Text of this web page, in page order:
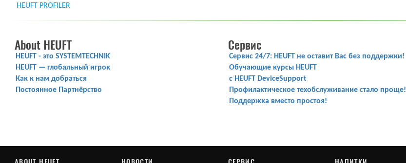
HEUFT PROFILER
About HEUFT
HEUFT - это SYSTEMTECHNIK
HEUFT — глобальный игрок
Как к нам добраться
Постоянное Партнёрство
Сервис
Сервис 24/7: HEUFT не оставит Вас без поддержки!
Обучающие курсы HEUFT
с HEUFT DeviceSupport
Профилактическое техобслуживание стало проще!
Поддержка вместо простоя!